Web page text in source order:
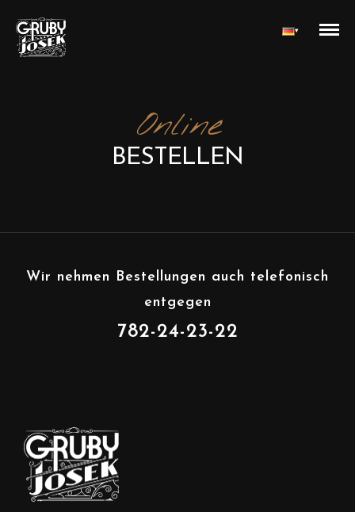
▾
Online
BESTELLEN
Wir nehmen Bestellungen auch telefonisch
entgegen
782-24-23-22